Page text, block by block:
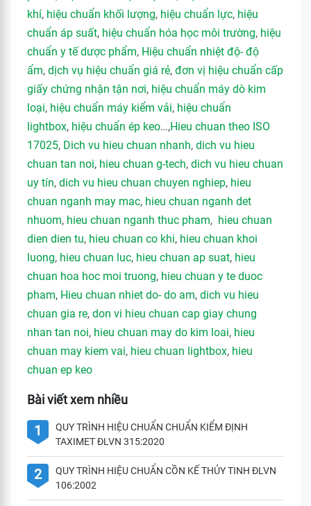
khí, hiệu chuẩn khối lượng, hiệu chuẩn lực, hiệu
chuẩn áp suất, hiệu chuẩn hóa học môi trường, hiệu
chuẩn y tế dược phẩm, Hiệu chuẩn nhiệt độ- độ
ẩm, dịch vụ hiệu chuẩn giá rẻ, đơn vị hiệu chuẩn cấp
giấy chứng nhận tận nơi, hiệu chuẩn máy dò kim
loại, hiệu chuẩn máy kiểm vải, hiệu chuẩn
lightbox, hiệu chuẩn ép keo…,Hieu chuan theo ISO
17025, Dich vu hieu chuan nhanh, dich vu hieu
chuan tan noi, hieu chuan g-tech, dich vu hieu chuan
uy tín, dich vu hieu chuan chuyen nghiep, hieu
chuan nganh may mac, hieu chuan nganh det
nhuom, hieu chuan nganh thuc pham, hieu chuan
dien dien tu, hieu chuan co khi, hieu chuan khoi
luong, hieu chuan luc, hieu chuan ap suat, hieu
chuan hoa hoc moi truong, hieu chuan y te duoc
pham, Hieu chuan nhiet do- do am, dich vu hieu
chuan gia re, don vi hieu chuan cap giay chung
nhan tan noi, hieu chuan may do kim loai, hieu
chuan may kiem vai, hieu chuan lightbox, hieu
chuan ep keo
Bài viết xem nhiều
1
QUY TRÌNH HIỆU CHUẨN CHUẨN KIỂM ĐỊNH
TAXIMET ĐLVN 315:2020
2
QUY TRÌNH HIỆU CHUẨN CỒN KẾ THỦY TINH ĐLVN
106:2002